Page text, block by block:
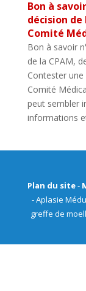
Bon à
décision de
Comité
Bon à savoir
de la CPAM,
Contester
Comité
peut sembler
informations
Plan du site-
- Aplasie
greffe de